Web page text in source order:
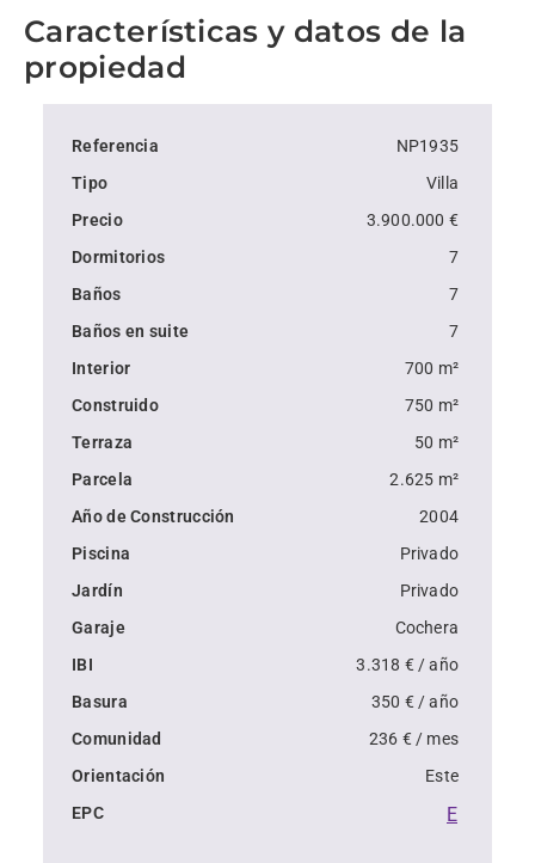
Características principales:
- Distribución espaciosa: villa de 747 m² en una parcela
privada de 2698 m² con tres salas de recepción.
- El sueño de cualquier artista: gran área junto a la
piscina perfecta para recibir invitados.
- Servicios de lujo: piscina climatizada, calefacción por
suelo radiante a gas, aire acondicionado, domótica y
- Listado exclusivo: disponible solo a través de Noll
Sotogrande Real Estate.
Características y datos de la
propiedad
Referencia
NP1935
Tipo
Villa
Precio
3.900.000 €
Dormitorios
7
Baños
7
Baños en suite
7
Interior
700 m²
Construido
750 m²
Terraza
50 m²
Parcela
2.625 m²
Año de Construcción
2004
Piscina
Privado
Jardín
Privado
Garaje
Cochera
IBI
3.318 € / año
Basura
350 € / año
Comunidad
236 € / mes
Orientación
Este
EPC
E